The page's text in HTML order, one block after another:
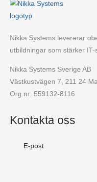
Nikka Systems levererar
utbildningar som stärker
Nikka Systems Sverige AB
Västkustvägen 7, 211 24
Org.nr: 559132-8116
Kontakta oss
E-post